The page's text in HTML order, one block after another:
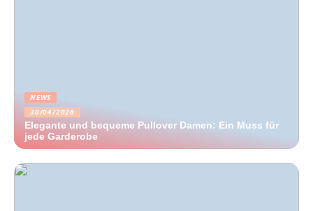
NEWS
30/04/2026
Elegante und bequeme Pullover Damen: Ein Muss für
jede Garderobe